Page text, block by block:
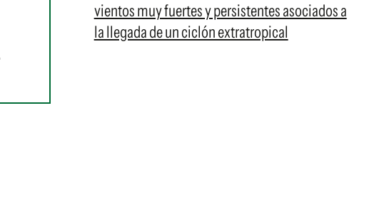
vientos muy fuertes y persistentes asociados a
la llegada de un ciclón extratropical